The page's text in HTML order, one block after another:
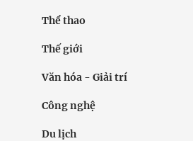
Thể thao
Thế giới
Văn hóa - Giải trí
Công nghệ
Du lịch